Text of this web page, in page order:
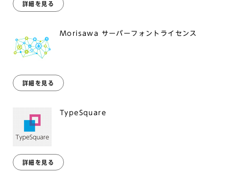
詳細を見る
Morisawa サーバーフォントライセンス
詳細を見る
TypeSquare
詳細を見る